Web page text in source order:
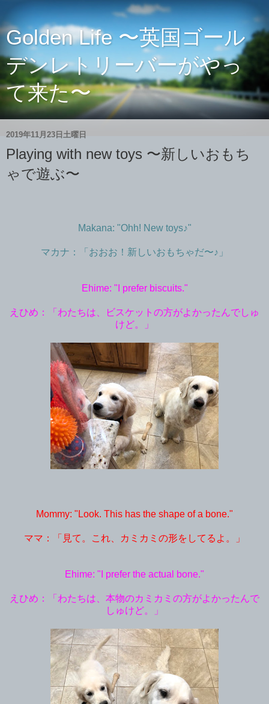
Golden Life 〜英国ゴール
デンレトリーバーがやっ
て来た〜
2019年11月23日土曜日
Playing with new toys 〜新しいおもち
ゃで遊ぶ〜
Makana: "Ohh! New toys♪"
マカナ：「おおお！新しいおもちゃだ〜♪」
Ehime: "I prefer biscuits."
えひめ：「わたちは、ビスケットの方がよかったんでしゅ
けど。」
Mommy: "Look. This has the shape of a bone."
ママ：「見て。これ、カミカミの形をしてるよ。」
Ehime: "I prefer the actual bone."
えひめ：「わたちは、本物のカミカミの方がよかったんで
しゅけど。」